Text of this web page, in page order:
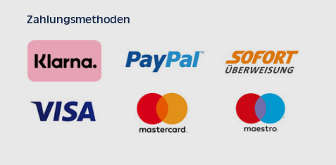
Zahlungsmethoden